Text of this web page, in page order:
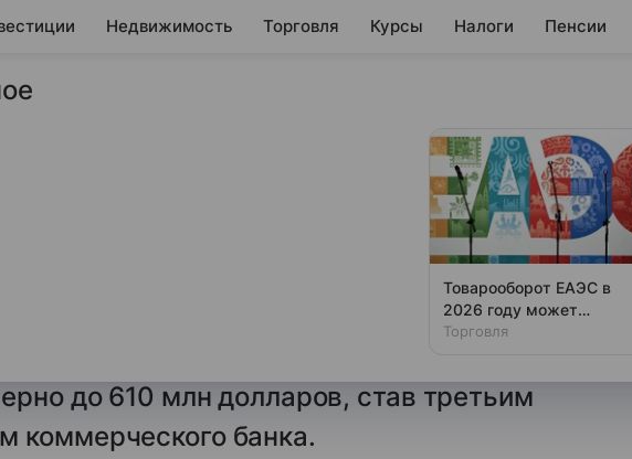
Недвижимость Торговля Курсы Налоги Пенсии
Таиланда стал
акционером
самым богатым человеком
до 610 млн долларов, став третьим
коммерческого банка.
Товарооборот ЕАЭС в
2026 году может
вырасти на 7,3%, до $102
Торговля